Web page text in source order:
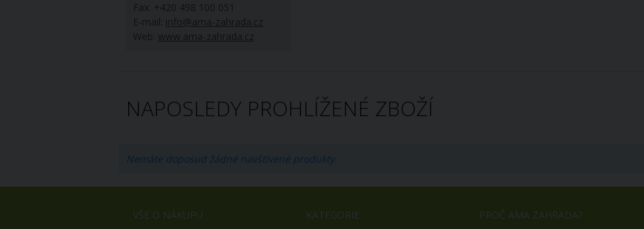
Fax: +420 498 100 051
E-mail: info@ama-zahrada.cz
Web:
www.ama-zahrada.cz
NAPOSLEDY PROHLÍŽENÉ ZBOŽÍ
Nemáte doposud žádné navštívené produkty.
VŠE O NÁKUPU
KATEGORIE
PROČ AMA ZAHRADA?